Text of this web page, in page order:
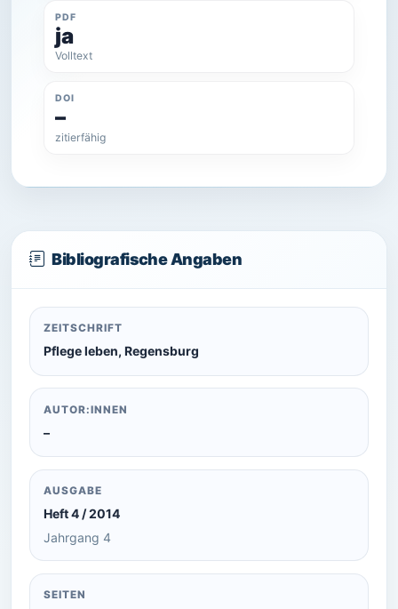
PDF
ja
Volltext
DOI
–
zitierfähig
Bibliografische Angaben
ZEITSCHRIFT
Pflege leben, Regensburg
AUTOR:INNEN
–
AUSGABE
Heft 4 / 2014
Jahrgang 4
SEITEN